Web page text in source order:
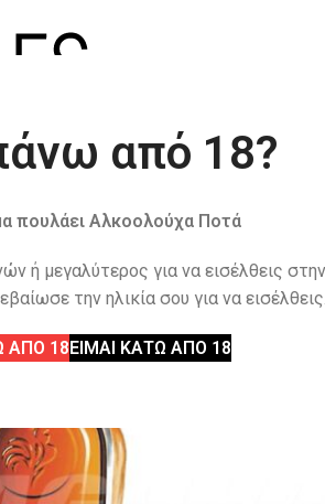
από 18?
πουλάει Αλκοολούχα Ποτά
ή μεγαλύτερος για να εισέλθεις στην
την ηλικία σου για να εισέλθεις.
ΑΠΟ 18ΕΙΜΑΙ ΚΑΤΩ ΑΠΟ 18
ΟΛΑ ΤΑ ΠΡΟΙΟΝΤΑ